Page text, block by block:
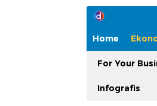
Home
For Your
Infografis